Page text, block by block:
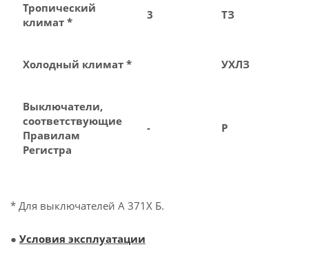
3
Тропический
климат *
ТЗ
Холодный климат * УХЛЗ
Выключатели,
соответствующие
Правилам
Регистра
- Р
* Для выключателей А 371Х Б.
● Условия эксплуатации